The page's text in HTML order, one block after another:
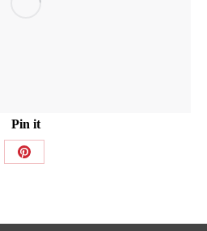
Pin it
Share